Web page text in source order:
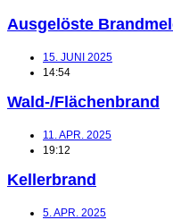
Ausgelöste
15. JUNI 2025
14:54
Wald-/Flächenbrand
11. APR. 2025
19:12
Kellerbrand
5. APR. 2025